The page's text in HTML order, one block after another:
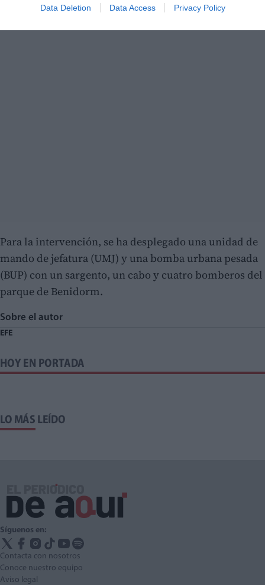
Data Deletion Data Access Privacy Policy
Para la intervención, se ha desplegado una unidad de
mando de jefatura (UMJ) y una bomba urbana pesada
(BUP) con un sargento, un cabo y cuatro bomberos del
parque de Benidorm.
Sobre el autor
EFE
HOY EN PORTADA
LO MÁS LEÍDO
Síguenos en:
Contacta con nosotros
Conoce nuestro equipo
Aviso legal